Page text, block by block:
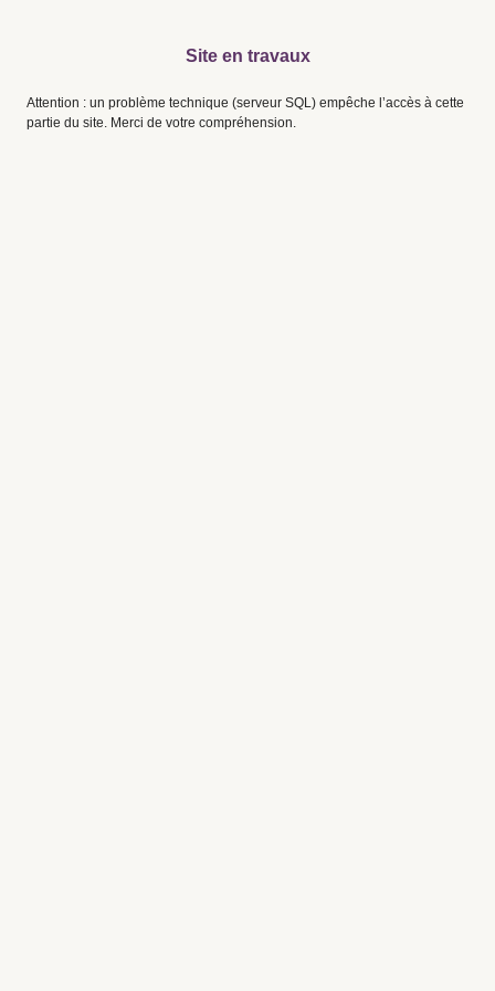
Site en travaux
Attention : un problème technique (serveur SQL) empêche l’accès à cette
partie du site. Merci de votre compréhension.